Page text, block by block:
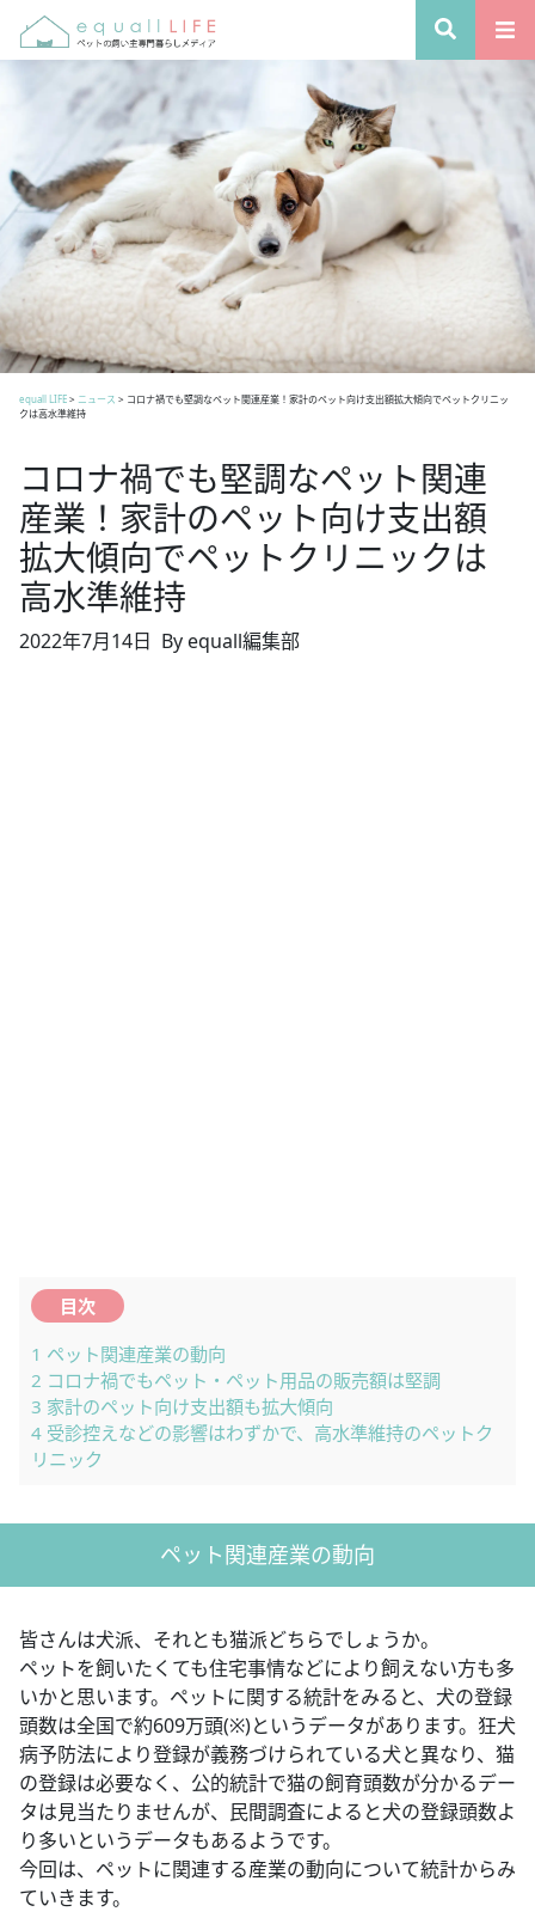
equall LIFE> ニュース > コロナ禍でも堅調なペット関連産業！家計のペット向け支出額拡大傾向でペットクリニッ
クは高水準維持
コロナ禍でも堅調なペット関連
産業！家計のペット向け支出額
拡大傾向でペットクリニックは
高水準維持
2022年7月14日 By equall編集部
目次
1 ペット関連産業の動向
2 コロナ禍でもペット・ペット用品の販売額は堅調
3 家計のペット向け支出額も拡大傾向
4 受診控えなどの影響はわずかで、高水準維持のペットク
リニック
ペット関連産業の動向
皆さんは犬派、それとも猫派どちらでしょうか。
ペットを飼いたくても住宅事情などにより飼えない方も多
いかと思います。ペットに関する統計をみると、犬の登録
頭数は全国で約609万頭(※)というデータがあります。狂犬
病予防法により登録が義務づけられている犬と異なり、猫
の登録は必要なく、公的統計で猫の飼育頭数が分かるデー
タは見当たりませんが、民間調査によると犬の登録頭数よ
り多いというデータもあるようです。
今回は、ペットに関連する産業の動向について統計からみ
ていきます。